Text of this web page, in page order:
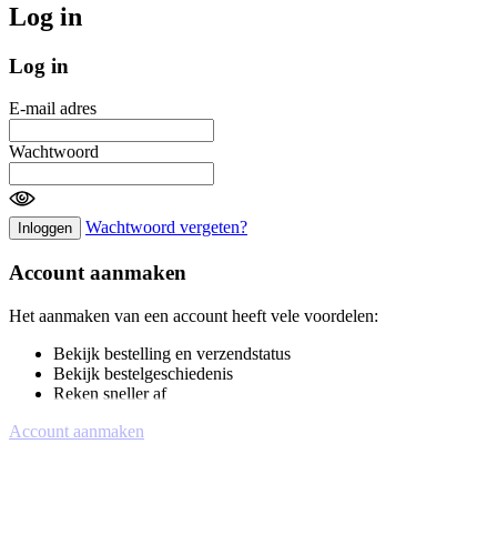
Log in
Log in
E-mail adres
Wachtwoord
Inloggen Wachtwoord vergeten?
Account aanmaken
Het aanmaken van een account heeft vele voordelen:
Bekijk bestelling en verzendstatus
Bekijk bestelgeschiedenis
Reken sneller af
Account aanmaken